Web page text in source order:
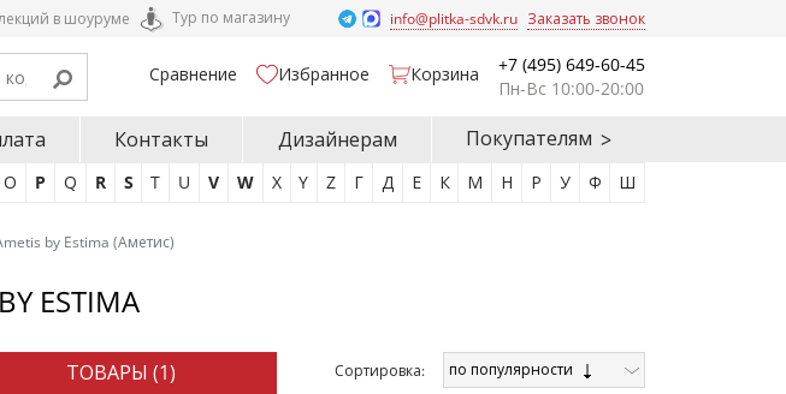
в шоуруме Тур по магазину info@plitka-sdvk.ru Заказать звонок
Сравнение Избранное Корзина
+7 (495) 649-60-45
Пн-Вс 10:00-20:00
Контакты Дизайнерам Покупателям
O P Q R S T U V W X Y Z Г Д Е К М Н Р У Ф Ш
by Estima (Аметис)
ESTIMA
ТОВАРЫ (1) Cортировка: по популярности